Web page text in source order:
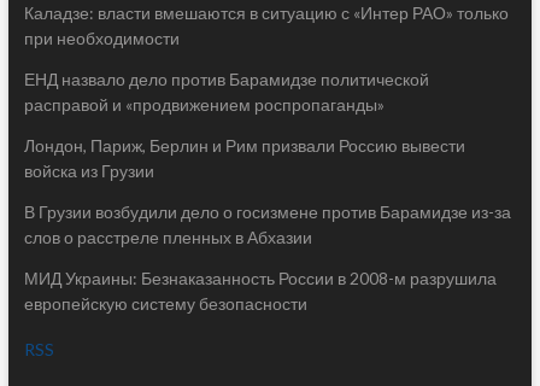
Каладзе: власти вмешаются в ситуацию с «Интер РАО» только
при необходимости
ЕНД назвало дело против Барамидзе политической
расправой и «продвижением роспропаганды»
Лондон, Париж, Берлин и Рим призвали Россию вывести
войска из Грузии
В Грузии возбудили дело о госизмене против Барамидзе из-за
слов о расстреле пленных в Абхазии
МИД Украины: Безнаказанность России в 2008-м разрушила
европейскую систему безопасности
RSS